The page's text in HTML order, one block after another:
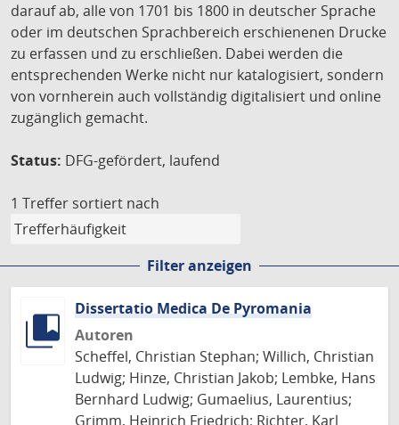
darauf ab, alle von 1701 bis 1800 in deutscher Sprache
oder im deutschen Sprachbereich erschienenen Drucke
zu erfassen und zu erschließen. Dabei werden die
entsprechenden Werke nicht nur katalogisiert, sondern
von vornherein auch vollständig digitalisiert und online
zugänglich gemacht.
Status: DFG-gefördert, laufend
1 Treffer sortiert nach
Filter anzeigen
Dissertatio Medica De Pyromania
Autoren
Scheffel, Christian Stephan; Willich, Christian
Ludwig; Hinze, Christian Jakob; Lembke, Hans
Bernhard Ludwig; Gumaelius, Laurentius;
Grimm, Heinrich Friedrich; Richter, Karl